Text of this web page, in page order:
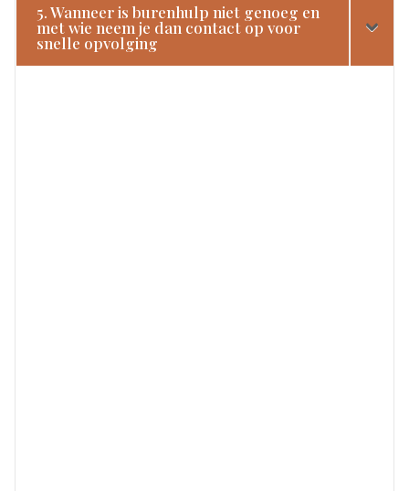
5. Wanneer is burenhulp niet genoeg en
met wie neem je dan contact op voor
snelle opvolging